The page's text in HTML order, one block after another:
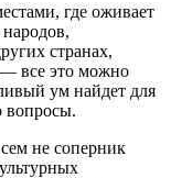
где оживает
странах,
все это можно
ум найдет для
вопросы.
не соперник